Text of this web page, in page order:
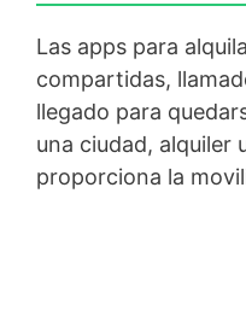
Las apps para
compartidas,
llegado para
una ciudad, alquiler
proporciona la